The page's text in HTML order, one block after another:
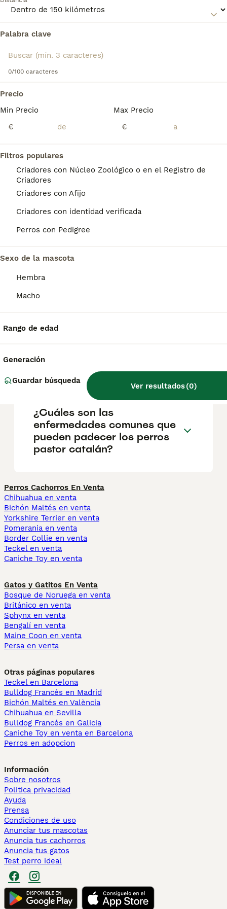
Palabra clave
0/100 caracteres
Precio
Min Precio
€
Max Precio
€
Filtros populares
Criadores con Núcleo Zoológico o en el Registro de
Criadores
Criadores con Afijo
Criadores con identidad verificada
Perros con Pedigree
Sexo de la mascota
Hembra
Macho
Rango de edad
Generación
Guardar búsqueda
Ver resultados(0)
nuestrapágina de consejos de compra de Gos d'Atura
para obtener información
de Pastor Catalán Cachorros en venta en
Guardar búsqueda
¿Cómo es el carácter del gos
d'atura?
gos d'atura es listo, ingenioso y seguro de sí
familia.
¿Cómo es el
catalán?
¿Son fáciles de entrenar los
pastores catalanes?
¿Cuáles son las
enfermedades comunes que
pueden padecer los perros
pastor catalán?
Perros Cachorros En Venta
Chihuahua en venta
Bichón Maltés en venta
Yorkshire Terrier en venta
Pomerania en venta
Border Collie en venta
Teckel en venta
Caniche Toy en venta
Gatos y Gatitos En Venta
Bosque de Noruega en venta
Británico en venta
Sphynx en venta
Bengalí en venta
Maine Coon en venta
Persa en venta
Otras páginas populares
Teckel en Barcelona
Bulldog Francés en Madrid
Bichón Maltés en València
Chihuahua en Sevilla
Bulldog Francés en Galicia
Caniche Toy en venta en Barcelona
Perros en adopcion
Información
Sobre nosotros
Politica privacidad
Ayuda
Prensa
Condiciones de uso
Anunciar tus mascotas
Anuncia tus cachorros
Anuncia tus gatos
Test perro ideal